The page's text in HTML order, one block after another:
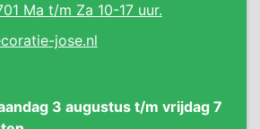
Ma t/m Za 10-17 uur.
jose.nl
3 augustus t/m vrijdag 7